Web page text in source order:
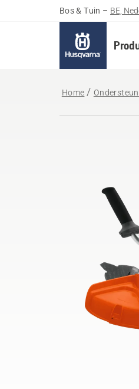
Bos & Tuin – BE,
Home